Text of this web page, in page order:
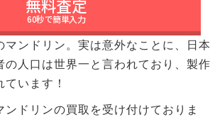
無料査定
60秒で簡単入力
マンドリン。実は意外なことに、日本
の人口は世界一と言われており、製作
います！
ンドリンの買取を受け付けておりま